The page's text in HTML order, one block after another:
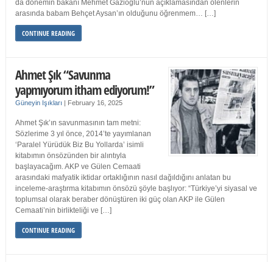
da dönemin bakanı Mehmet Gazioğlu’nun açıklamasından ölenlerin
arasında babam Behçet Aysan’ın olduğunu öğrenmem… […]
CONTINUE READING
Ahmet Şık “Savunma
yapmıyorum itham ediyorum!”
Güneyin Işıkları | February 16, 2025
Ahmet Şık’ın savunmasının tam metni:
Sözlerime 3 yıl önce, 2014’te yayımlanan
‘Paralel Yürüdük Biz Bu Yollarda’ isimli
kitabımın önsözünden bir alıntıyla
başlayacağım. AKP ve Gülen Cemaati
arasındaki mafyatik iktidar ortaklığının nasıl dağıldığını anlatan bu
inceleme-araştırma kitabımın önsözü şöyle başlıyor: “Türkiye’yi siyasal ve
toplumsal olarak beraber dönüştüren iki güç olan AKP ile Gülen
Cemaati’nin birlikteliği ve […]
CONTINUE READING